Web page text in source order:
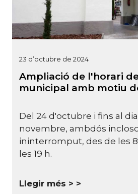
23 d’octubre de 2024
Ampliació de l'horari
municipal amb motiu
Del 24 d'octubre i fins al dia
novembre, ambdós
ininterromput, des de les
les 19 h.
Llegir més >